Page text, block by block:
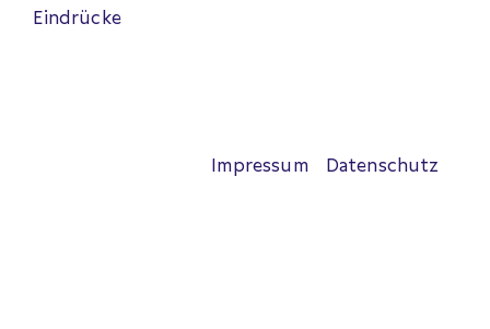
Eindrücke
Impressum Datenschutz